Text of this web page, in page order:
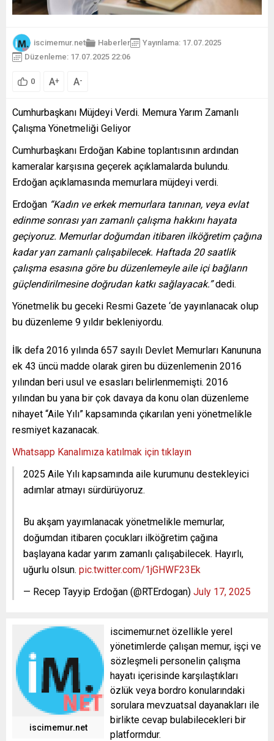
iscimemur.net Haberler
Yayınlama: 17.07.2025
Düzenleme: 17.07.2025 22:06
0 A+ A-
Cumhurbaşkanı Müjdeyi Verdi. Memura Yarım Zamanlı
Çalışma Yönetmeliği Geliyor
Cumhurbaşkanı Erdoğan Kabine toplantısının ardından
kameralar karşısına geçerek açıklamalarda bulundu.
Erdoğan açıklamasında memurlara müjdeyi verdi.
Erdoğan “Kadın ve erkek memurlara tanınan, veya evlat
edinme sonrası yarı zamanlı çalışma hakkını hayata
geçiyoruz. Memurlar doğumdan itibaren ilköğretim çağına
kadar yarı zamanlı çalışabilecek. Haftada 20 saatlik
çalışma esasına göre bu düzenlemeyle aile içi bağların
güçlendirilmesine doğrudan katkı sağlayacak.”dedi.
Yönetmelik bu geceki Resmi Gazete ‘de yayınlanacak olup
bu düzenleme 9 yıldır bekleniyordu.
İlk defa 2016 yılında 657 sayılı Devlet Memurları Kanununa
ek 43 üncü madde olarak giren bu düzenlemenin 2016
yılından beri usul ve esasları belirlenmemişti. 2016
yılından bu yana bir çok davaya da konu olan düzenleme
nihayet “Aile Yılı” kapsamında çıkarılan yeni yönetmelikle
resmiyet kazanacak.
Whatsapp Kanalımıza katılmak için tıklayın
2025 Aile Yılı kapsamında aile kurumunu destekleyici
adımlar atmayı sürdürüyoruz.
Bu akşam yayımlanacak yönetmelikle memurlar,
doğumdan itibaren çocukları ilköğretim çağına
başlayana kadar yarım zamanlı çalışabilecek. Hayırlı,
uğurlu olsun. pic.twitter.com/1jGHWF23Ek
— Recep Tayyip Erdoğan (@RTErdogan) July 17, 2025
iscimemur.net
iscimemur.net özellikle yerel
yönetimlerde çalışan memur, işçi ve
sözleşmeli personelin çalışma
hayatı içerisinde karşılaştıkları
özlük veya bordro konularındaki
sorulara mevzuatsal dayanakları ile
birlikte cevap bulabilecekleri bir
platformdur.